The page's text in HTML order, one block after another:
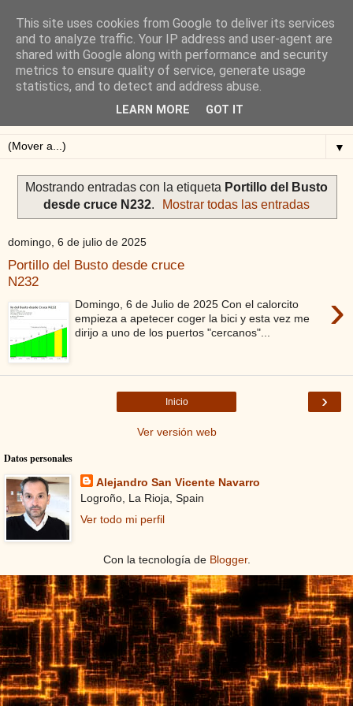
Blog de Alejandro San
Vicente
Blog sobre ciclismo: perfiles y altimetrías.
▼
Mostrando entradas con la etiqueta Portillo del Busto
desde cruce N232. Mostrar todas las entradas
domingo, 6 de julio de 2025
Portillo del Busto desde cruce
N232
›
Domingo, 6 de Julio de 2025 Con el calorcito
empieza a apetecer coger la bici y esta vez me
dirijo a uno de los puertos "cercanos"...
›
Inicio
Ver versión web
Datos personales
Alejandro San Vicente Navarro
Logroño, La Rioja, Spain
Ver todo mi perfil
Con la tecnología de Blogger.
This site uses cookies from Google to deliver its services
and to analyze traffic. Your IP address and user-agent are
shared with Google along with performance and security
metrics to ensure quality of service, generate usage
statistics, and to detect and address abuse.
LEARN MORE GOT IT